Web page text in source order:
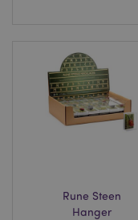
Rune Steen
Hanger